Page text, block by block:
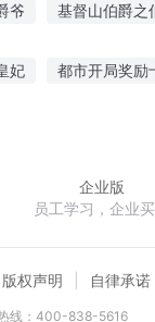
爷 基督山伯爵之
妃 都市开局奖励
企业版
员工学习，企业
版权声明 自律承诺
线：400-838-5616